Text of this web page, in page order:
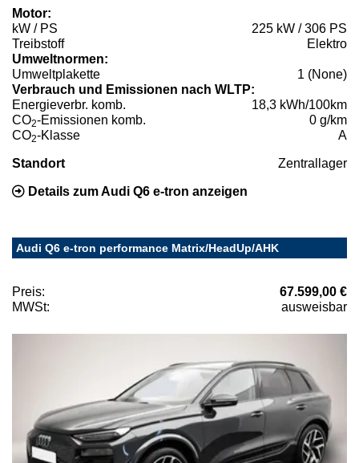
Motor:
kW / PS
225 kW / 306 PS
Treibstoff
Elektro
Umweltnormen:
Umweltplakette
1 (None)
Verbrauch und Emissionen nach WLTP:
Energieverbr. komb.
18,3 kWh/100km
CO2-Emissionen komb.
0 g/km
CO2-Klasse A
Standort Zentrallager
Details zum Audi Q6 e-tron anzeigen
Audi Q6 e-tron performance Matrix/HeadUp/AHK
Preis:
67.599,00 €
MWSt:
ausweisbar